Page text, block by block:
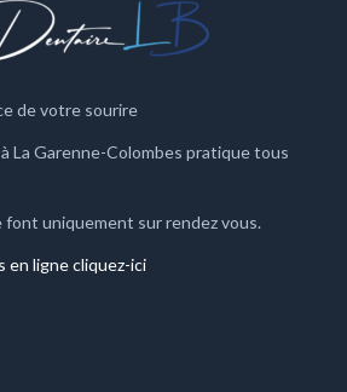
de votre sourire
La Garenne-Colombes pratique tous
uniquement sur rendez vous.
en ligne cliquez-ici